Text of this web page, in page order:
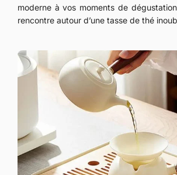
moderne à vos moments de
rencontre autour d’une tasse de thé